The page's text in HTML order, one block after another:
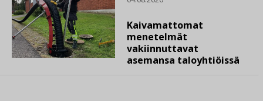
Kaivamattomat
menetelmät
vakiinnuttavat
asemansa taloyhtiöissä